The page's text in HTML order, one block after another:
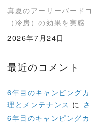
真夏のアーリーバード
（冷房）の効果を実感
2026年7月24日
最近のコメント
6年目のキャンピング
理とメンテナンス に
6年目のキャンピング